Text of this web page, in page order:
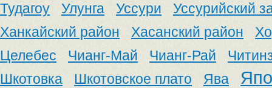
Тудагоу
Улунга Уссури
Уссурийский
Ханкайский район
Хасанский район
Целебес
Чианг-Май Чианг-Рай
Шкотовка
Шкотовское плато Ява